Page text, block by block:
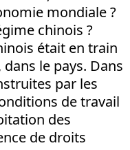
mondiale ?
chinois ?
était en train
le pays. Dans
par les
de travail
des
de droits